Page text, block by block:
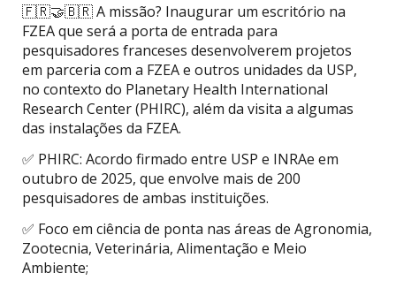
🇫🇷🤝🇧🇷 A missão? Inaugurar um escritório na
FZEA que será a porta de entrada para
pesquisadores franceses desenvolverem projetos
em parceria com a FZEA e outros unidades da USP,
no contexto do Planetary Health International
Research Center (PHIRC), além da visita a algumas
das instalações da FZEA.
✅ PHIRC: Acordo firmado entre USP e INRAe em
outubro de 2025, que envolve mais de 200
pesquisadores de ambas instituições.
✅ Foco em ciência de ponta nas áreas de Agronomia,
Zootecnia, Veterinária, Alimentação e Meio
Ambiente;